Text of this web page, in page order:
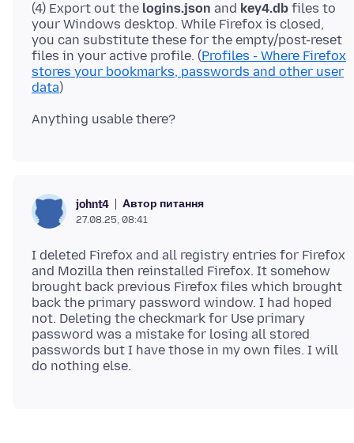
(4) Export out the logins.json and key4.db files to
your Windows desktop. While Firefox is closed,
you can substitute these for the empty/post-reset
files in your active profile. (Profiles - Where Firefox
stores your bookmarks, passwords and other user
data
johnt4 Автор питання
27.08.25, 08:41
I deleted Firefox and all registry entries for Firefox
and Mozilla then reinstalled Firefox. It somehow
brought back previous Firefox files which brought
back the primary password window. I had hoped
not. Deleting the checkmark for Use primary
password was a mistake for losing all stored
passwords but I have those in my own files. I will